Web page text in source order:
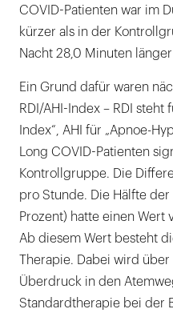
COVID-Patienten war im
kürzer als in der
Nacht 28,0 Minuten
Ein Grund dafür waren
RDI/AHI-Index – RDI
Index“, AHI für „Apnoe-
Long COVID-Patienten
Kontrollgruppe. Die
pro Stunde. Die Hälfte
Prozent) hatte einen Wert
Ab diesem Wert besteht
Therapie. Dabei wird
Überdruck in den
Standardtherapie bei der